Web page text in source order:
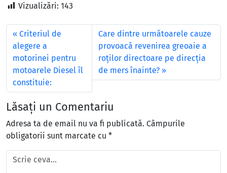
Vizualizări: 143
Criteriul de
alegere a
motorinei pentru
motoarele Diesel îl
constituie:
Care dintre următoarele cauze
provoacă revenirea greoaie a
roţilor directoare pe direcţia
de mers înainte?
Lăsați un Comentariu
Adresa ta de email nu va fi publicată. Câmpurile
obligatorii sunt marcate cu *